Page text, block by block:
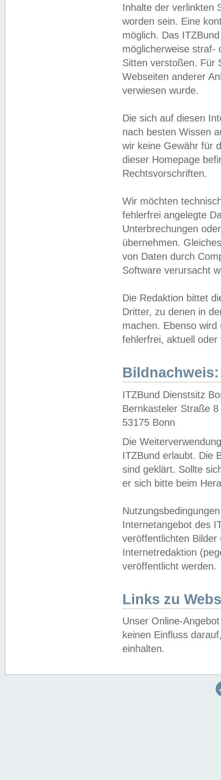
Inhalte der verlinkten
worden sein. Eine
möglich. Das
möglicherweise straf-
Sitten verstoßen. Für
Webseiten anderer
verwiesen wurde.
Die sich auf diesen
nach besten Wissen
wir keine Gewähr für
dieser Homepage
Rechtsvorschriften.
Wir möchten
fehlerfrei angelegte
Unterbrechungen
übernehmen.
von Daten durch
Software verursacht
Die Redaktion bittet
Dritter, zu denen in
machen. Ebenso
fehlerfrei, aktuell oder
Bildnachweis:
ITZBund Dienstsitz
Bernkasteler Straße 8
53175 Bonn
Die
ITZBund erlaubt. Die
sind geklärt. Sollte
er sich bitte beim
Internetangebot des
veröffentlichten
Internetredaktion
veröffentlicht werden.
Links zu
Unser Online-
keinen Einfluss
einhalten.